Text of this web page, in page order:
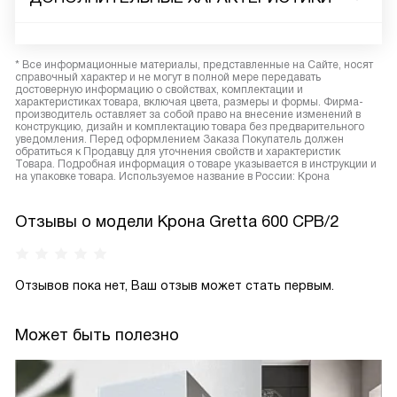
Может быть полезно
* Все информационные материалы, представленные на Сайте, носят
справочный характер и не могут в полной мере передавать
достоверную информацию о свойствах, комплектации и
характеристиках товара, включая цвета, размеры и формы. Фирма-
производитель оставляет за собой право на внесение изменений в
конструкцию, дизайн и комплектацию товара без предварительного
уведомления. Перед оформлением Заказа Покупатель должен
обратиться к Продавцу для уточнения свойств и характеристик
Товара. Подробная информация о товаре указывается в инструкции и
на упаковке товара. Используемое название в России: Крона
Отзывы о модели Крона Gretta 600 CPB/2
Отзывов пока нет, Ваш отзыв может стать первым.